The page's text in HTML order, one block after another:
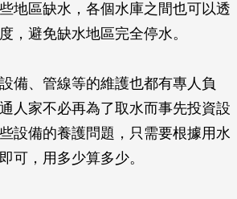
地區缺水，各個水庫之間也可以透
，避免缺水地區完全停水。
備、管線等的維護也都有專人負
人家不必再為了取水而事先投資設
設備的養護問題，只需要根據用水
可，用多少算多少。